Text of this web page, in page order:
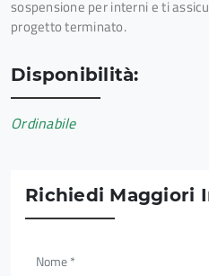
sospensione per interni e ti
progetto terminato.
Disponibilità:
Ordinabile
Richiedi Maggiori